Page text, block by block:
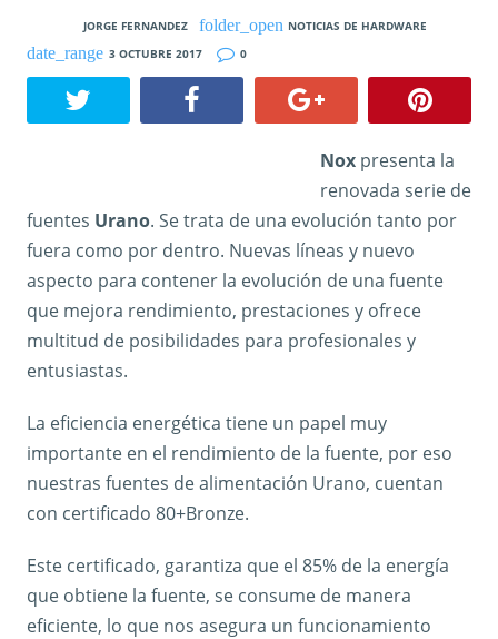
JORGE FERNANDEZ
NOTICIAS DE HARDWARE
3 OCTUBRE 2017
0
Noxpresenta la
renovada serie de
fuentes Urano. Se trata de una evolución tanto por
fuera como por dentro. Nuevas líneas y nuevo
aspecto para contener la evolución de una fuente
que mejora rendimiento, prestaciones y ofrece
multitud de posibilidades para profesionales y
entusiastas.
La eficiencia energética tiene un papel muy
importante en el rendimiento de la fuente, por eso
nuestras fuentes de alimentación Urano, cuentan
con certificado 80+Bronze.
Este certificado, garantiza que el 85% de la energía
que obtiene la fuente, se consume de manera
eficiente, lo que nos asegura un funcionamiento